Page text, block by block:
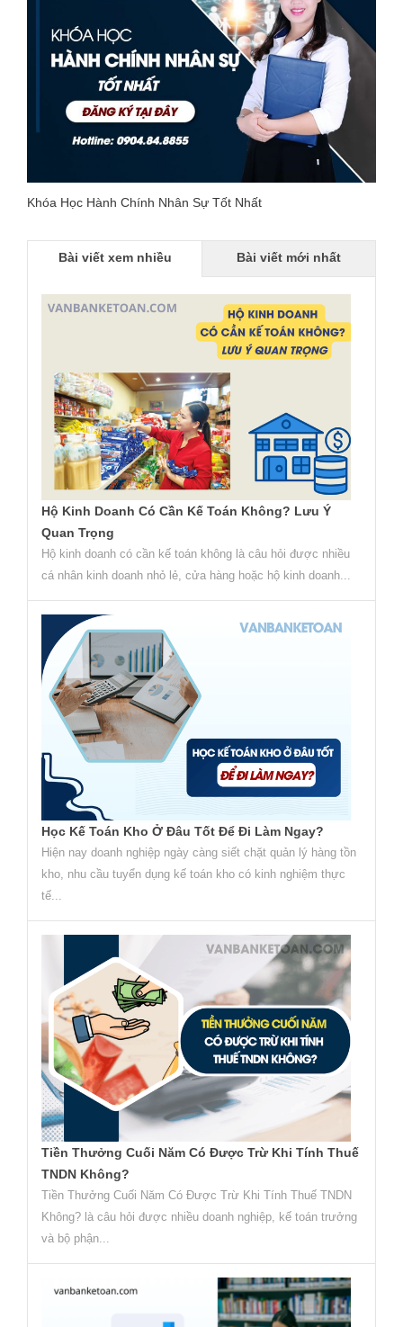
Khóa Học Hành Chính Nhân Sự Tốt Nhất
Bài viết xem nhiều Bài viết mới nhất
Hộ Kinh Doanh Có Cần Kế Toán Không? Lưu Ý
Quan Trọng
Hộ kinh doanh có cần kế toán không là câu hỏi được nhiều
cá nhân kinh doanh nhỏ lẻ, cửa hàng hoặc hộ kinh doanh...
Học Kế Toán Kho Ở Đâu Tốt Để Đi Làm Ngay?
Hiện nay doanh nghiệp ngày càng siết chặt quản lý hàng tồn
kho, nhu cầu tuyển dụng kế toán kho có kinh nghiệm thực
tế...
Tiền Thưởng Cuối Năm Có Được Trừ Khi Tính Thuế
TNDN Không?
Tiền Thưởng Cuối Năm Có Được Trừ Khi Tính Thuế TNDN
Không? là câu hỏi được nhiều doanh nghiệp, kế toán trưởng
và bộ phận...